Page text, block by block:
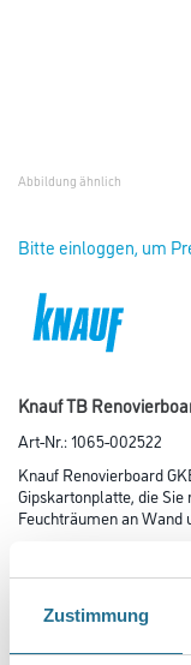
Zustimmung
Abbildung ähnlich
Bitte einloggen, um
Knauf TB
Art-Nr.:1065-002522
Knauf Renovierboard
Gipskartonplatte, die Sie
Feuchträumen an Wand